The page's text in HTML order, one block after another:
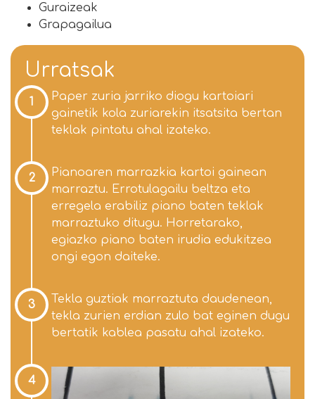
Guraizeak
Grapagailua
Urratsak
1
Paper zuria jarriko diogu kartoiari
gainetik kola zuriarekin itsatsita bertan
teklak pintatu ahal izateko.
2
Pianoaren marrazkia kartoi gainean
marraztu. Errotulagailu beltza eta
erregela erabiliz piano baten teklak
marraztuko ditugu. Horretarako,
egiazko piano baten irudia edukitzea
ongi egon daiteke.
3
Tekla guztiak marraztuta daudenean,
tekla zurien erdian zulo bat eginen dugu
bertatik kablea pasatu ahal izateko.
4